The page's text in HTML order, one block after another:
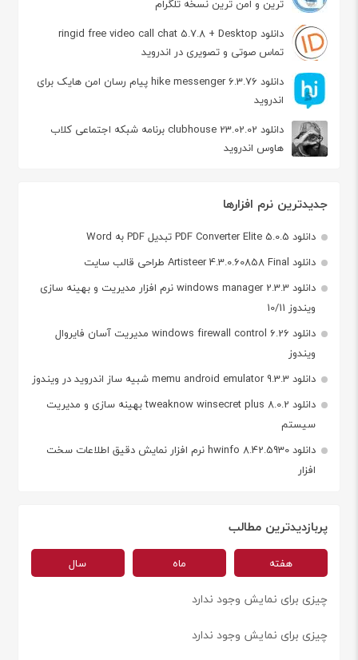
ترین و امن ترین نسخه تلگرام
دانلود ringid free video call chat 5.7.8 + Desktop
تماس صوتی و تصویری در اندروید
دانلود hike messenger 6.3.76 پیام‌ رسان‌ امن هایک برای
اندروید
دانلود clubhouse 23.02.02 برنامه شبکه اجتماعی کلاب
هاوس اندروید
جدیدترین نرم افزارها
دانلود PDF Converter Elite 5.0.5 تبدیل PDF به Word
دانلود Artisteer 4.3.0.60858 Final طراحی قالب سایت
دانلود windows manager 2.3.3 نرم افزار مدیریت و بهینه سازی
ویندوز 10/11
دانلود windows firewall control 6.26 مدیریت آسان فایروال
ویندوز
دانلود memu android emulator 9.3.3 شبیه ساز اندروید در ویندوز
دانلود tweaknow winsecret plus 8.0.2 بهینه سازی و مدیریت
سیستم
دانلود hwinfo 8.42.5930 نرم افزار نمایش دقیق اطلاعات سخت
افزار
پربازدیدترین مطالب
هفته ماه سال
چیزی برای نمایش وجود ندارد
چیزی برای نمایش وجود ندارد